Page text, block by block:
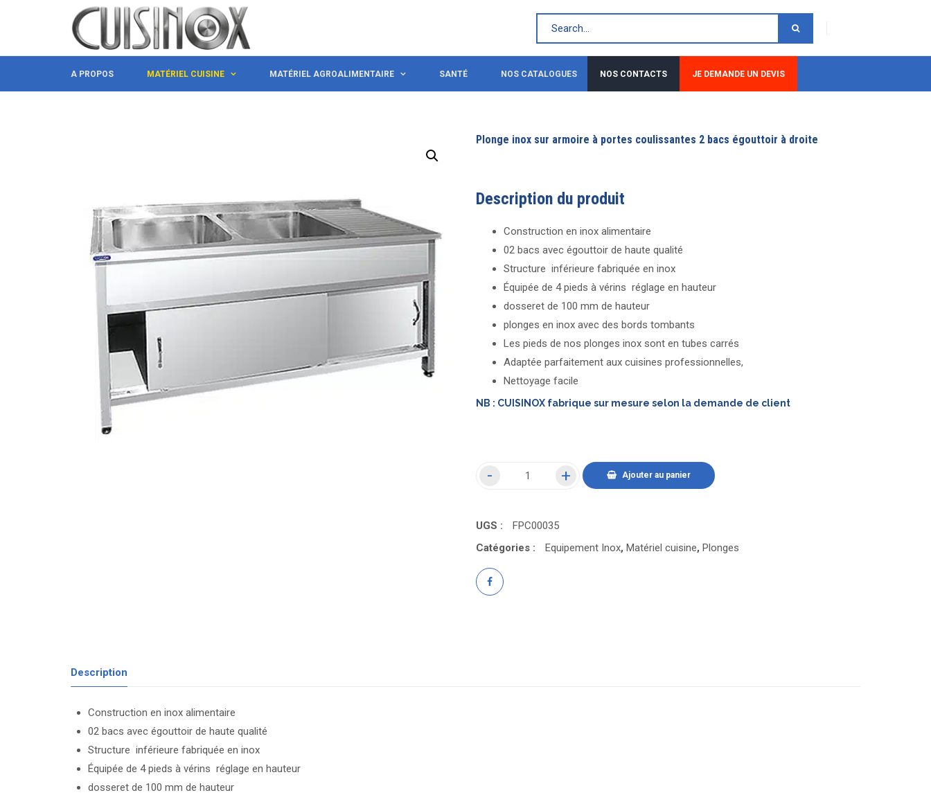
A PROPOS MATÉRIEL CUISINE MATÉRIEL AGROALIMENTAIRE SANTÉ NOS CATALOGUES NOS CONTACTS JE DEMANDE UN DEVIS
Plonge inox sur armoire à portes coulissantes 2 bacs égouttoir à droite
Description du produit
Construction en inox alimentaire
02 bacs avec égouttoir de haute qualité
Structure inférieure fabriquée en inox
Équipée de 4 pieds à vérins réglage en hauteur
dosseret de 100 mm de hauteur
plonges en inox avec des bords tombants
Les pieds de nos plonges inox sont en tubes carrés
Adaptée parfaitement aux cuisines professionnelles,
Nettoyage facile
NB : CUISINOX fabrique sur mesure selon la demande de client
Ajouter au panier
UGS :
FPC00035
Catégories :
Equipement Inox, Matériel cuisine, Plonges
Description
Construction en inox alimentaire
02 bacs avec égouttoir de haute qualité
Structure inférieure fabriquée en inox
Équipée de 4 pieds à vérins réglage en hauteur
dosseret de 100 mm de hauteur